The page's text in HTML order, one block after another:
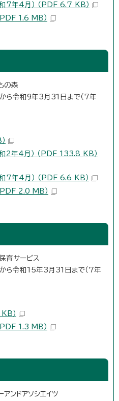
7年4月） （PDF 6.7 KB）
PDF 1.6 MB）
の森
ら令和9年3月31日まで（7年
2年4月） （PDF 133.8 KB）
7年4月） （PDF 6.6 KB）
PDF 2.0 MB）
育サービス
ら令和15年3月31日まで（7年
）
PDF 1.3 MB）
ンドアソシエイツ